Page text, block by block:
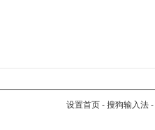
设置首页 - 搜狗输入法 -